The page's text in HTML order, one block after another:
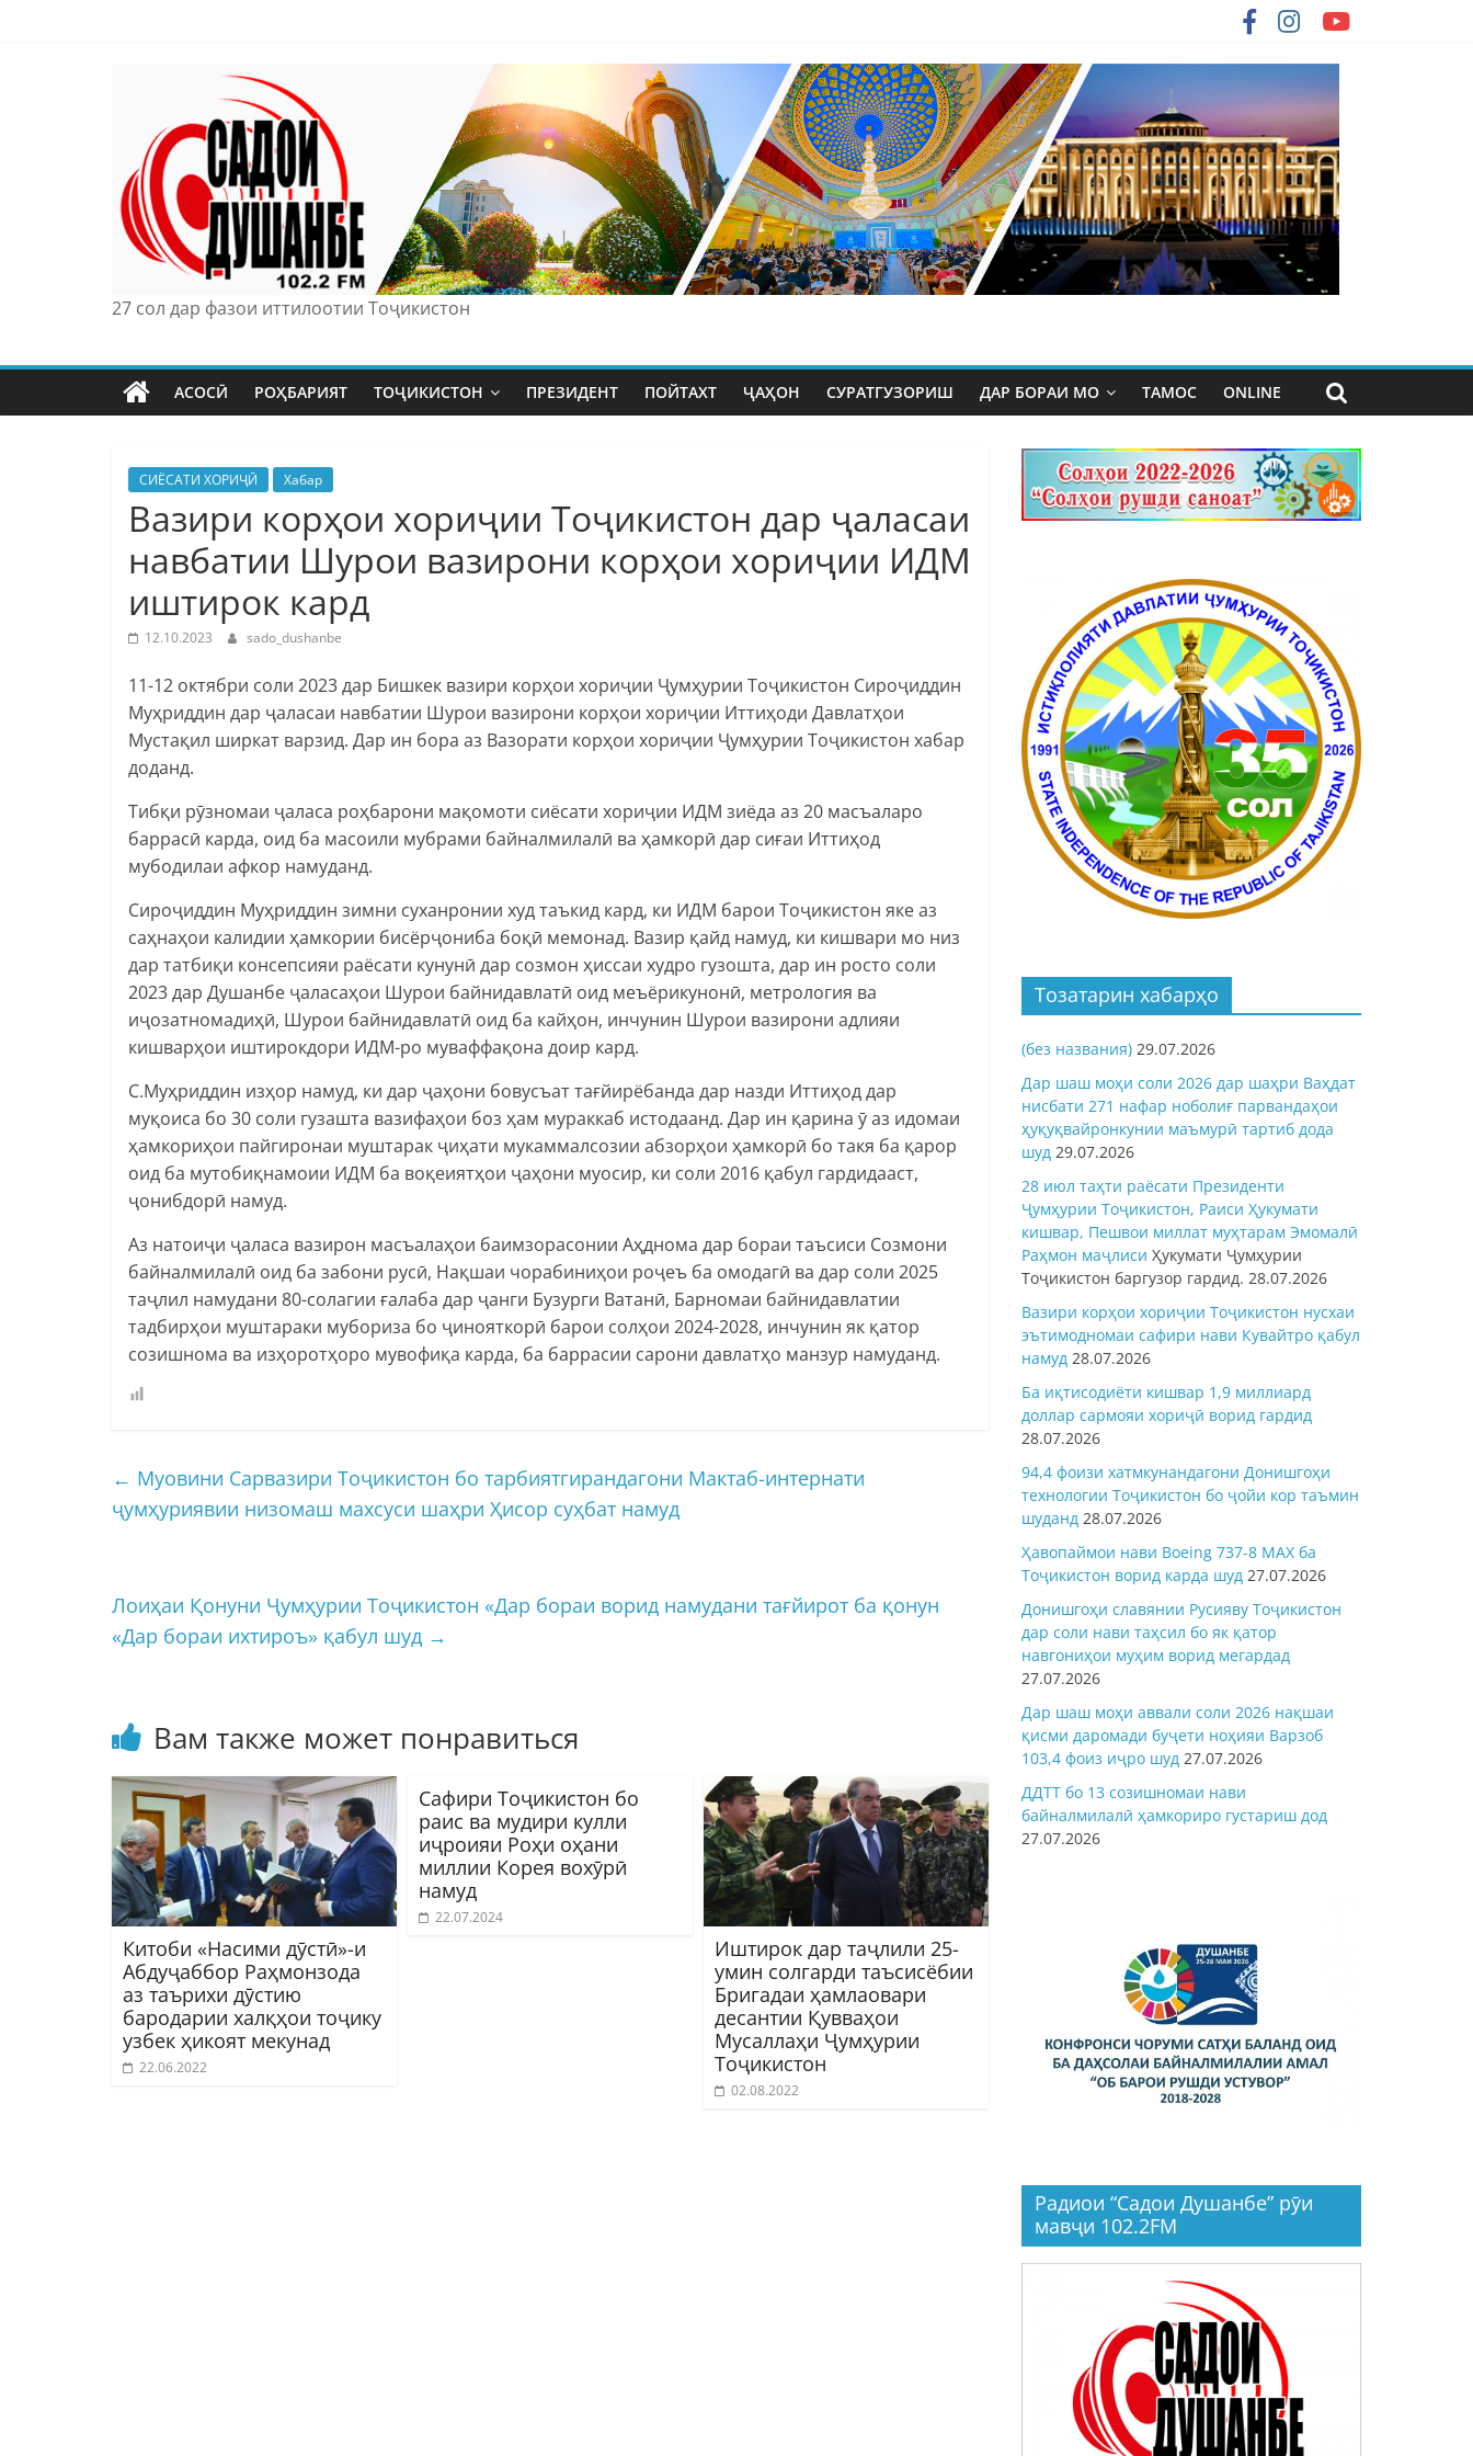
27 сол дар фазои иттилоотии Тоҷикистон
АСОСӢ РОҲБАРИЯТ ТОҶИКИСТОН ПРЕЗИДЕНТ ПОЙТАХТ ҶАҲОН СУРАТГУЗОРИШ ДАР БОРАИ МО ТАМОС ONLINE
СИЁСАТИ ХОРИҶӢ Хабар
Вазири корҳои хориҷии Тоҷикистон дар ҷаласаи
навбатии Шурои вазирони корҳои хориҷии ИДМ
иштирок кард
12.10.2023 sado_dushanbe
11-12 октябри соли 2023 дар Бишкек вазири корҳои хориҷии Ҷумҳурии Тоҷикистон Сироҷиддин
Муҳриддин дар ҷаласаи навбатии Шурои вазирони корҳои хориҷии Иттиҳоди Давлатҳои
Мустақил ширкат варзид. Дар ин бора аз Вазорати корҳои хориҷии Ҷумҳурии Тоҷикистон хабар
доданд.
Тибқи рӯзномаи ҷаласа роҳбарони мақомоти сиёсати хориҷии ИДМ зиёда аз 20 масъаларо
баррасӣ карда, оид ба масоили мубрами байналмилалӣ ва ҳамкорӣ дар сиғаи Иттиҳод
мубодилаи афкор намуданд.
Сироҷиддин Муҳриддин зимни суханронии худ таъкид кард, ки ИДМ барои Тоҷикистон яке аз
саҳнаҳои калидии ҳамкории бисёрҷониба боқӣ мемонад. Вазир қайд намуд, ки кишвари мо низ
дар татбиқи консепсияи раёсати кунунӣ дар созмон ҳиссаи худро гузошта, дар ин росто соли
2023 дар Душанбе ҷаласаҳои Шурои байнидавлатӣ оид меъёрикунонӣ, метрология ва
иҷозатномадиҳӣ, Шурои байнидавлатӣ оид ба кайҳон, инчунин Шурои вазирони адлияи
кишварҳои иштирокдори ИДМ-ро муваффақона доир кард.
С.Муҳриддин изҳор намуд, ки дар ҷаҳони бовусъат тағйирёбанда дар назди Иттиҳод дар
муқоиса бо 30 соли гузашта вазифаҳои боз ҳам мураккаб истодаанд. Дар ин қарина ӯ аз идомаи
ҳамкориҳои пайгиронаи муштарак ҷиҳати мукаммалсозии абзорҳои ҳамкорӣ бо такя ба қарор
оид ба мутобиқнамоии ИДМ ба воқеиятҳои ҷаҳони муосир, ки соли 2016 қабул гардидааст,
ҷонибдорӣ намуд.
Аз натоиҷи ҷаласа вазирон масъалаҳои баимзорасонии Аҳднома дар бораи таъсиси Созмони
байналмилалӣ оид ба забони русӣ, Нақшаи чорабиниҳои роҷеъ ба омодагӣ ва дар соли 2025
таҷлил намудани 80-солагии ғалаба дар ҷанги Бузурги Ватанӣ, Барномаи байнидавлатии
тадбирҳои муштараки мубориза бо ҷинояткорӣ барои солҳои 2024-2028, инчунин як қатор
созишнома ва изҳоротҳоро мувофиқа карда, ба баррасии сарони давлатҳо манзур намуданд.
← Муовини Сарвазири Тоҷикистон бо тарбиятгирандагони Мактаб-интернати
ҷумҳуриявии низомаш махсуси шаҳри Ҳисор суҳбат намуд
Лоиҳаи Қонуни Ҷумҳурии Тоҷикистон «Дар бораи ворид намудани тағйирот ба қонун
«Дар бораи ихтироъ» қабул шуд →
Вам также может понравиться
Китоби «Насими дӯстӣ»-и
Абдуҷаббор Раҳмонзода
аз таърихи дӯстию
бародарии халқҳои тоҷику
узбек ҳикоят мекунад
22.06.2022
Сафири Тоҷикистон бо
раис ва мудири кулли
иҷроияи Роҳи оҳани
миллии Корея вохӯрӣ
намуд
22.07.2024
Иштирок дар таҷлили 25-
умин солгарди таъсисёбии
Бригадаи ҳамлаовари
десантии Қувваҳои
Мусаллаҳи Ҷумҳурии
Тоҷикистон
02.08.2022
Тозатарин хабарҳо
(без названия) 29.07.2026
Дар шаш моҳи соли 2026 дар шаҳри Ваҳдат
нисбати 271 нафар ноболиғ парвандаҳои
ҳуқуқвайронкунии маъмурӣ тартиб дода
шуд 29.07.2026
28 июл таҳти раёсати Президенти
Ҷумҳурии Тоҷикистон, Раиси Ҳукумати
кишвар, Пешвои миллат муҳтарам Эмомалӣ
Раҳмон маҷлиси Ҳукумати Ҷумҳурии
Тоҷикистон баргузор гардид. 28.07.2026
Вазири корҳои хориҷии Тоҷикистон нусхаи
эътимодномаи сафири нави Кувайтро қабул
намуд 28.07.2026
Ба иқтисодиёти кишвар 1,9 миллиард
доллар сармояи хориҷӣ ворид гардид
28.07.2026
94,4 фоизи хатмкунандагони Донишгоҳи
технологии Тоҷикистон бо ҷойи кор таъмин
шуданд 28.07.2026
Ҳавопаймои нави Boeing 737-8 MAX ба
Тоҷикистон ворид карда шуд 27.07.2026
Донишгоҳи славянии Русияву Тоҷикистон
дар соли нави таҳсил бо як қатор
навгониҳои муҳим ворид мегардад
27.07.2026
Дар шаш моҳи аввали соли 2026 нақшаи
қисми даромади буҷети ноҳияи Варзоб
103,4 фоиз иҷро шуд 27.07.2026
ДДТТ бо 13 созишномаи нави
байналмилалӣ ҳамкориро густариш дод
27.07.2026
Радиои “Садои Душанбе” рӯи
мавҷи 102.2FM